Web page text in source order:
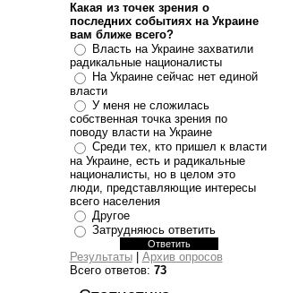
Какая из точек зрения о
последних событиях на Украине
вам ближе всего?
Власть на Украине захватили
радикальные националисты
На Украине сейчас нет единой
власти
У меня не сложилась
собственная точка зрения по
поводу власти на Украине
Среди тех, кто пришел к власти
на Украине, есть и радикальные
националисты, но в целом это
люди, представляющие интересы
всего населения
Другое
Затрудняюсь ответить
Результаты| Архив опросов
Всего ответов: 73